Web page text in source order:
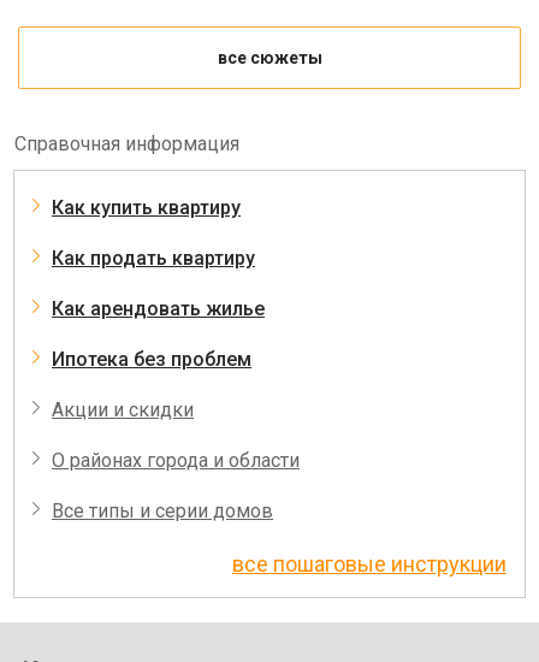
все сюжеты
Справочная информация
Как купить квартиру
Как продать квартиру
Как арендовать жилье
Ипотека без проблем
Акции и скидки
О районах города и области
Все типы и серии домов
все пошаговые инструкции